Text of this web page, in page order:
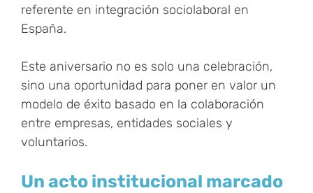
referente en integración sociolaboral en
España.
Este aniversario no es solo una celebración,
sino una oportunidad para poner en valor un
modelo de éxito basado en la colaboración
entre empresas, entidades sociales y
voluntarios.
Un acto institucional marcado